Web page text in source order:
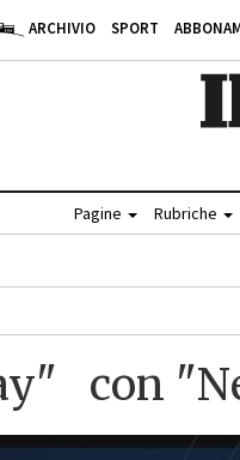
ARCHIVIO SPORT
Pagine Rubriche
con